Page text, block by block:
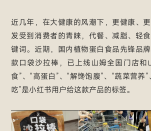
近几年，在大健康的风潮下，更健康、
发受到消费者的青睐，代餐、减脂、轻
键词。近期，国内植物蛋白食品先锋品
款口袋沙拉棒，已上线山姆全国门店和
食”、“高蛋白”、“解馋饱腹”、“蔬菜营养
吃”是小红书用户给这款产品的标签。